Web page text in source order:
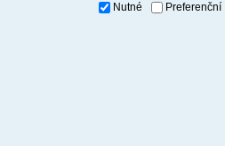
Nutné Preferenční